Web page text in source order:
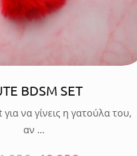
BDSM SET
να γίνεις η γατούλα του,
αν …